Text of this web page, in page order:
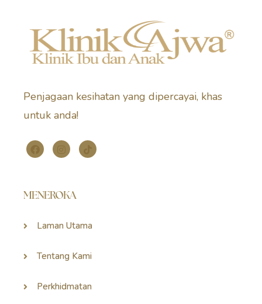
Penjagaan kesihatan yang dipercayai, khas
untuk anda!
MENEROKA
Laman Utama
Tentang Kami
Perkhidmatan